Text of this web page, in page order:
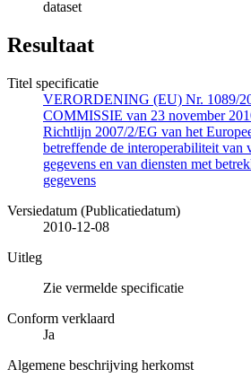
dataset
Resultaat
Titel specificatie
VERORDENING (EU) Nr. 1089/
COMMISSIE van 23 november
Richtlijn 2007/2/EG van het
betreffende de interoperabiliteit van
gegevens en van diensten met
gegevens
Versiedatum (Publicatiedatum)
2010-12-08
Uitleg
Zie vermelde specificatie
Conform verklaard
Ja
Algemene beschrijving herkomst